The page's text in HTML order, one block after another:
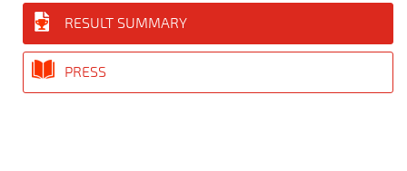
RESULT SUMMARY
PRESS